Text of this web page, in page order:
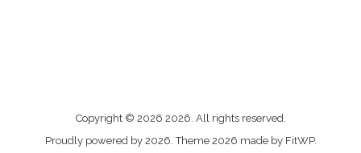
contacter
Copyright © 2026 2026. All rights reserved.
Proudly powered by 2026. Theme 2026 made by FitWP.